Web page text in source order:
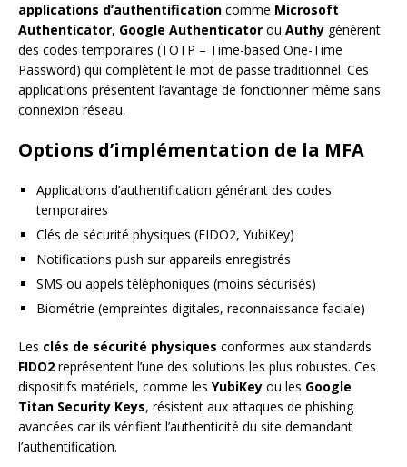
applications d’authentification comme Microsoft
Authenticator, Google Authenticator ou Authy génèrent
des codes temporaires (TOTP – Time-based One-Time
Password) qui complètent le mot de passe traditionnel. Ces
applications présentent l’avantage de fonctionner même sans
connexion réseau.
Options d’implémentation de la MFA
Applications d’authentification générant des codes
temporaires
Clés de sécurité physiques (FIDO2, YubiKey)
Notifications push sur appareils enregistrés
SMS ou appels téléphoniques (moins sécurisés)
Biométrie (empreintes digitales, reconnaissance faciale)
Les clés de sécurité physiques conformes aux standards
FIDO2 représentent l’une des solutions les plus robustes. Ces
dispositifs matériels, comme les YubiKey ou les Google
Titan Security Keys, résistent aux attaques de phishing
avancées car ils vérifient l’authenticité du site demandant
l’authentification.